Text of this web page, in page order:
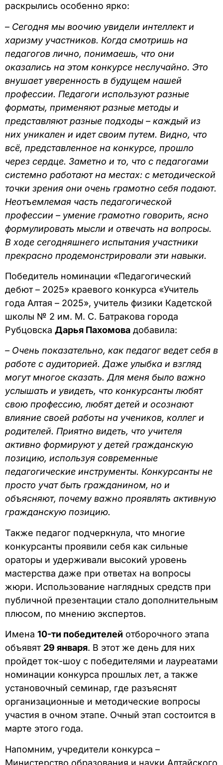
раскрылись особенно ярко:
– Сегодня мы воочию увидели интеллект и
харизму участников. Когда смотришь на
педагогов лично, понимаешь, что они
оказались на этом конкурсе неслучайно. Это
внушает уверенность в будущем нашей
профессии. Педагоги используют разные
форматы, применяют разные методы и
представляют разные подходы – каждый из
них уникален и идет своим путем. Видно, что
всё, представленное на конкурсе, прошло
через сердце. Заметно и то, что с педагогами
системно работают на местах: с методической
точки зрения они очень грамотно себя подают.
Неотъемлемая часть педагогической
профессии – умение грамотно говорить, ясно
формулировать мысли и отвечать на вопросы.
В ходе сегодняшнего испытания участники
прекрасно продемонстрировали эти навыки.
Победитель номинации «Педагогический
дебют – 2025» краевого конкурса «Учитель
года Алтая – 2025», учитель физики Кадетской
школы № 2 им. М. С. Батракова города
Рубцовска Дарья Пахомова добавила:
– Очень показательно, как педагог ведет себя в
работе с аудиторией. Даже улыбка и взгляд
могут многое сказать. Для меня было важно
услышать и увидеть, что конкурсанты любят
свою профессию, любят детей и осознают
влияние своей работы на учеников, коллег и
родителей. Приятно видеть, что учителя
активно формируют у детей гражданскую
позицию, используя современные
педагогические инструменты. Конкурсанты не
просто учат быть гражданином, но и
объясняют, почему важно проявлять активную
гражданскую позицию.
Также педагог подчеркнула, что многие
конкурсанты проявили себя как сильные
ораторы и удерживали высокий уровень
мастерства даже при ответах на вопросы
жюри. Использование наглядных средств при
публичной презентации стало дополнительным
плюсом, по мнению экспертов.
Имена 10-ти победителей отборочного этапа
объявят 29 января. В этот же день для них
пройдет ток-шоу с победителями и лауреатами
номинации конкурса прошлых лет, а также
установочный семинар, где разъяснят
организационные и методические вопросы
участия в очном этапе. Очный этап состоится в
марте этого года.
Напомним, учредители конкурса –
Министерство образования и науки Алтайского